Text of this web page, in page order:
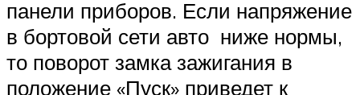
панели приборов. Если напряжение
в бортовой сети авто ниже нормы,
то поворот замка зажигания в
положение «Пуск» приведет к